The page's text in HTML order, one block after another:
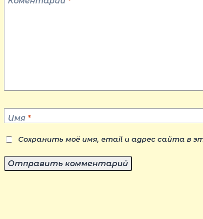
Имя *
Сохранить моё имя, email и адрес сайта в